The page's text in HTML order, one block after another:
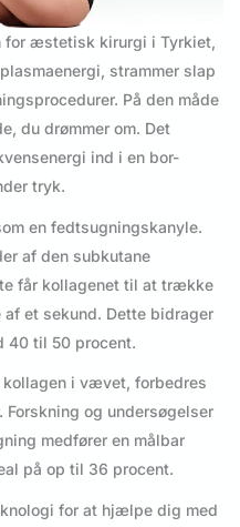
for æstetisk kirurgi i Tyrkiet,
strammer slap
På den måde
du drømmer om. Det
ind i en bor-
tryk.
en fedtsugningskanyle.
af den subkutane
får kollagenet til at trække
et sekund. Dette bidrager
40 til 50 procent.
kollagen i vævet, forbedres
Forskning og undersøgelser
medfører en målbar
på op til 36 procent.
for at hjælpe dig med